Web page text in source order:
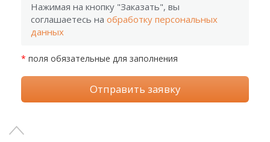
Нажимая на кнопку "Заказать", вы
соглашаетесь на обработку персональных
данных
* поля обязательные для заполнения
Отправить заявку